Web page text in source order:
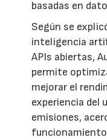
basadas en
Según se
inteligencia
APIs abiertas,
permite
mejorar el
experiencia del
emisiones,